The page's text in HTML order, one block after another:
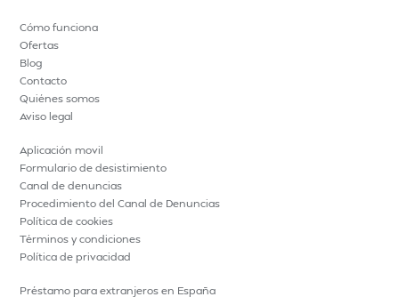
Cómo funciona
Ofertas
Blog
Contacto
Quiénes somos
Aviso legal
Aplicación movil
Formulario de desistimiento
Canal de denuncias
Procedimiento del Canal de Denuncias
Política de cookies
Términos y condiciones
Política de privacidad
Préstamo para extranjeros en España